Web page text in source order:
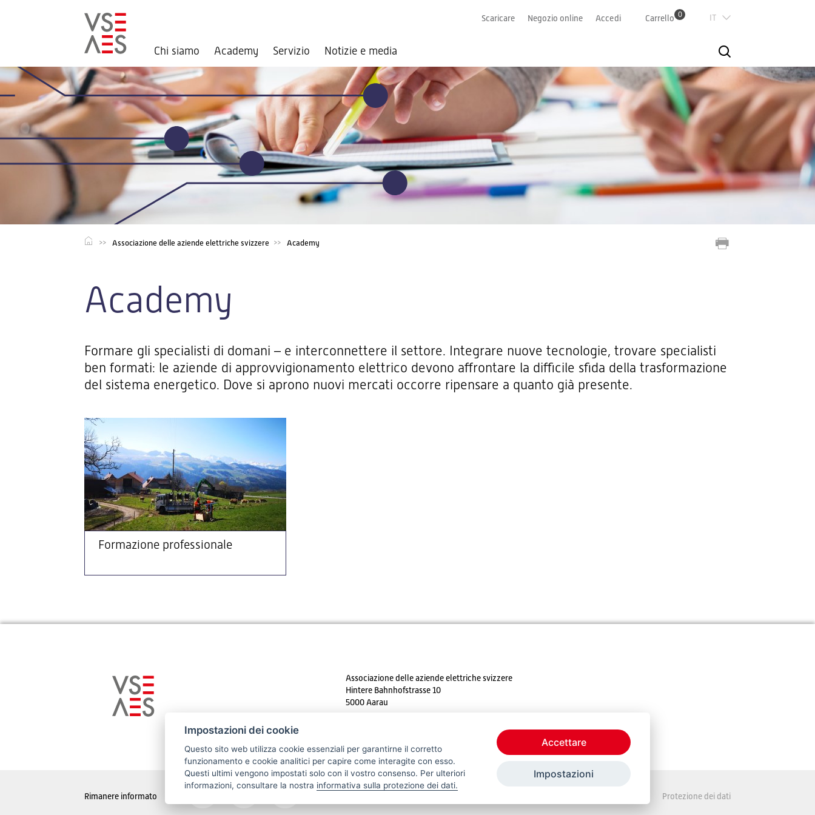
Salta
al
contenuto
principale
Chi siamo Academy Servizio Notizie e media
Scaricare Negozio online Accedi Carrello 0
Associazione delle aziende elettriche svizzere Academy
Academy
Formare gli specialisti di domani – e interconnettere il settore. Integrare nuove tecnologie, trovare specialisti
ben formati: le aziende di approvvigionamento elettrico devono affrontare la difficile sfida della trasformazione
del sistema energetico. Dove si aprono nuovi mercati occorre ripensare a quanto già presente.
Formazione professionale
Associazione delle aziende elettriche svizzere
Hintere Bahnhofstrasse 10
5000 Aarau
Rimanere informato Protezione dei dati
Impostazioni dei cookie
Questo sito web utilizza cookie essenziali per garantirne il corretto
funzionamento e cookie analitici per capire come interagite con esso.
Questi ultimi vengono impostati solo con il vostro consenso. Per ulteriori
informazioni, consultare la nostra informativa sulla protezione dei dati.
Accettare
Impostazioni